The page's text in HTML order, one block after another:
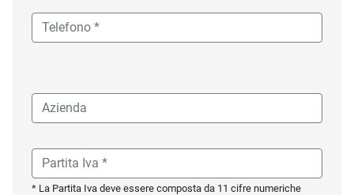
* La Partita Iva deve essere composta da 11 cifre numeriche